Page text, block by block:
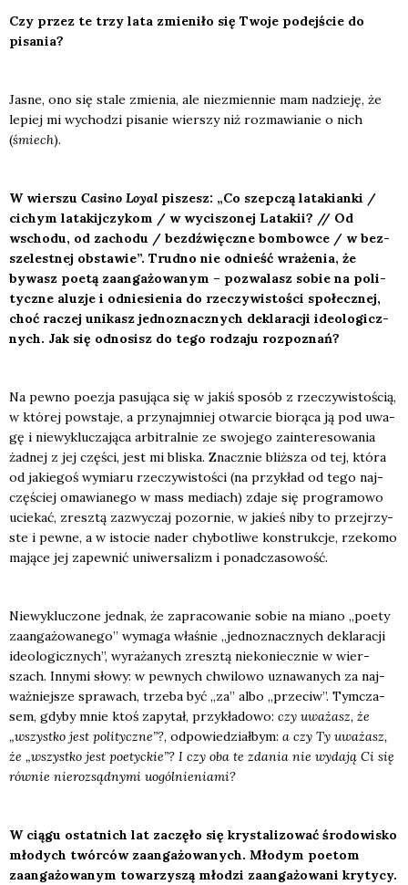
Czy przez te trzy lata zmie­ni­ło się Two­je podej­ście do
pisa­nia?
Jasne, ono się sta­le zmie­nia, ale nie­zmien­nie mam nadzie­ję, że
lepiej mi wycho­dzi pisa­nie wier­szy niż roz­ma­wia­nie o nich
(śmiech).
W wier­szu Casi­no Loy­al piszesz: „Co szep­czą lata­kian­ki /
cichym lata­kij­czy­kom / w wyci­szo­nej Lata­kii? // Od
wscho­du, od zacho­du / bez­dź­więcz­ne bom­bow­ce / w bez­
sze­lest­nej obsta­wie”. Trud­no nie odnieść wra­że­nia, że
bywasz poetą zaan­ga­żo­wa­nym – pozwa­lasz sobie na poli­
tycz­ne alu­zje i odnie­sie­nia do rze­czy­wi­sto­ści spo­łecz­nej,
choć raczej uni­kasz jed­no­znacz­nych dekla­ra­cji ide­olo­gicz­
nych. Jak się odno­sisz do tego rodza­ju roz­po­znań?
Na pew­no poezja pasu­ją­ca się w jakiś spo­sób z rze­czy­wi­sto­ścią,
w któ­rej powsta­je, a przy­naj­mniej otwar­cie bio­rą­ca ją pod uwa­
gę i nie­wy­klu­cza­ją­ca arbi­tral­nie ze swo­je­go zain­te­re­so­wa­nia
żad­nej z jej czę­ści, jest mi bli­ska. Znacz­nie bliż­sza od tej, któ­ra
od jakie­goś wymia­ru rze­czy­wi­sto­ści (na przy­kład od tego naj­
czę­ściej oma­wia­ne­go w mass mediach) zda­je się pro­gra­mo­wo
ucie­kać, zresz­tą zazwy­czaj pozor­nie, w jakieś niby to przej­rzy­
ste i pew­ne, a w isto­cie nader chy­bo­tli­we kon­struk­cje, rze­ko­mo
mają­ce jej zapew­nić uni­wer­sa­lizm i ponad­cza­so­wość.
Nie­wy­klu­czo­ne jed­nak, że zapra­co­wa­nie sobie na mia­no „poety
zaan­ga­żo­wa­ne­go” wyma­ga wła­śnie „jed­no­znacz­nych dekla­ra­cji
ide­olo­gicz­nych”, wyra­ża­nych zresz­tą nie­ko­niecz­nie w wier­
szach. Inny­mi sło­wy: w pew­nych chwi­lo­wo uzna­wa­nych za naj­
waż­niej­sze spra­wach, trze­ba być „za” albo „prze­ciw”. Tym­cza­
sem, gdy­by mnie ktoś zapy­tał, przy­kła­do­wo: czy uwa­żasz, że
„wszyst­ko jest poli­tycz­ne”?, odpo­wie­dział­bym: a czy Ty uwa­żasz,
że „wszyst­ko jest poetyc­kie”? I czy oba te zda­nia nie wyda­ją Ci się
rów­nie nie­roz­sąd­ny­mi uogól­nie­nia­mi?
W cią­gu ostat­nich lat zaczę­ło się kry­sta­li­zo­wać śro­do­wi­sko
mło­dych twór­ców zaan­ga­żo­wa­nych. Mło­dym poetom
zaan­ga­żo­wa­nym towa­rzy­szą mło­dzi zaan­ga­żo­wa­ni kry­ty­cy.